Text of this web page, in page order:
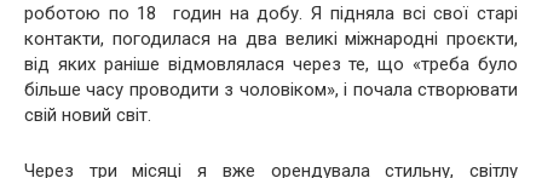
роботою по 18 годин на добу. Я підняла всі свої старі
контакти, погодилася на два великі міжнародні проєкти,
від яких раніше відмовлялася через те, що «треба було
більше часу проводити з чоловіком», і почала створювати
свій новий світ.
Через три місяці я вже орендувала стильну, світлу